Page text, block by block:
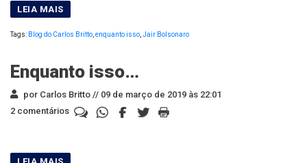
Tags: Blog do Carlos Britto enquanto isso Jair Bolsonaro
Enquanto isso…
por Carlos Britto // 09 de março de 2019 às 22:01
2 comentários